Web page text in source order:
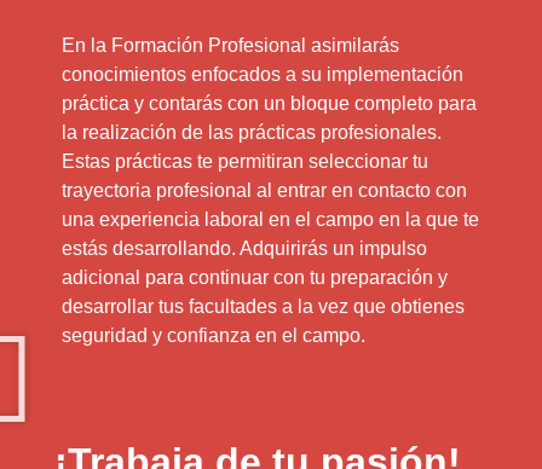
En la Formación Profesional asimilarás
conocimientos enfocados a su implementación
práctica y contarás con un bloque completo para
la realización de las prácticas profesionales.
Estas prácticas te permitiran seleccionar tu
trayectoria profesional al entrar en contacto con
una experiencia laboral en el campo en la que te
estás desarrollando. Adquirirás un impulso
adicional para continuar con tu preparación y
desarrollar tus facultades a la vez que obtienes
seguridad y confianza en el campo.